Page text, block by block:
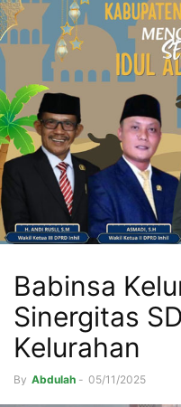
Babinsa
Sinergitas
Kelurahan
By Abdulah - 05/11/2025